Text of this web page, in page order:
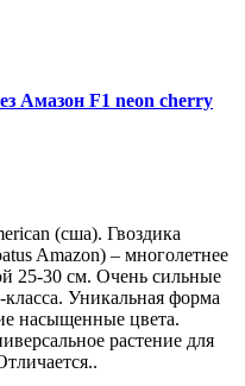
Амазон F1 neon cherry
(сша). Гвоздика
Amazon) – многолетнее
25-30 cм. Очень сильные
Уникальная форма
насыщенные цвета.
растение для